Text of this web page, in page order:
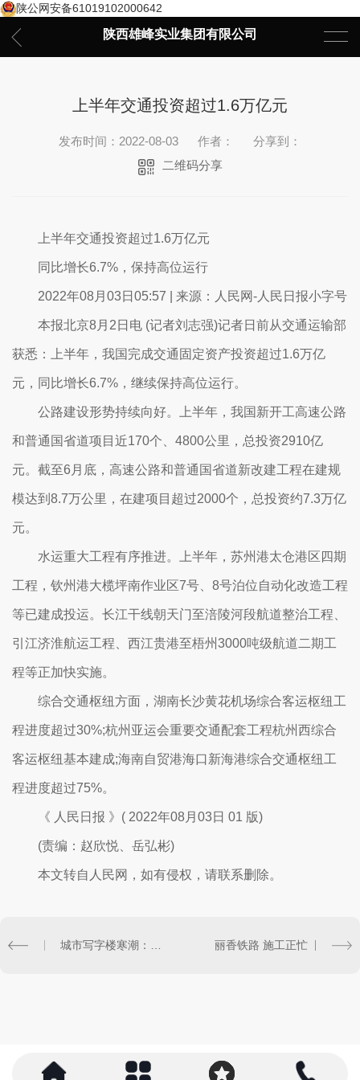
陕公网安备61019102000642
陕西雄峰实业集团有限公司
上半年交通投资超过1.6万亿元
发布时间：2022-08-03 作者：
分享到：
二维码分享
上半年交通投资超过1.6万亿元
同比增长6.7%，保持高位运行
2022年08月03日05:57 | 来源：人民网-人民日报小字号
本报北京8月2日电 (记者刘志强)记者日前从交通运输部
获悉：上半年，我国完成交通固定资产投资超过1.6万亿
元，同比增长6.7%，继续保持高位运行。
公路建设形势持续向好。上半年，我国新开工高速公路
和普通国省道项目近170个、4800公里，总投资2910亿
元。截至6月底，高速公路和普通国省道新改建工程在建规
模达到8.7万公里，在建项目超过2000个，总投资约7.3万亿
元。
水运重大工程有序推进。上半年，苏州港太仓港区四期
工程，钦州港大榄坪南作业区7号、8号泊位自动化改造工程
等已建成投运。长江干线朝天门至涪陵河段航道整治工程、
引江济淮航运工程、西江贵港至梧州3000吨级航道二期工
程等正加快实施。
综合交通枢纽方面，湖南长沙黄花机场综合客运枢纽工
程进度超过30%;杭州亚运会重要交通配套工程杭州西综合
客运枢纽基本建成;海南自贸港海口新海港综合交通枢纽工
程进度超过75%。
《 人民日报 》( 2022年08月03日 01 版)
(责编：赵欣悦、岳弘彬)
本文转自人民网，如有侵权，请联系删除。
城市写字楼寒潮：北上深空置率攀升.广州维持低位持续下降 丽香铁路 施工正忙